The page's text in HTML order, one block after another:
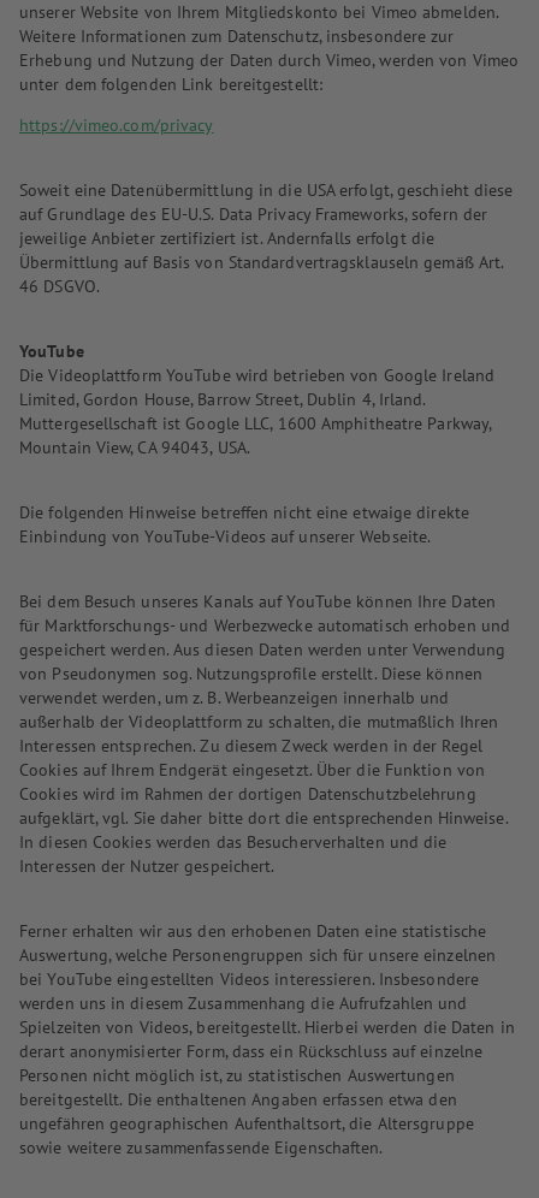
unserer Website von Ihrem Mitgliedskonto bei Vimeo abmelden.
Weitere Informationen zum Datenschutz, insbesondere zur
Erhebung und Nutzung der Daten durch Vimeo, werden von Vimeo
unter dem folgenden Link bereitgestellt:
https://vimeo.com/privacy
Soweit eine Datenübermittlung in die USA erfolgt, geschieht diese
auf Grundlage des EU-U.S. Data Privacy Frameworks, sofern der
jeweilige Anbieter zertifiziert ist. Andernfalls erfolgt die
Übermittlung auf Basis von Standardvertragsklauseln gemäß Art.
46 DSGVO.
YouTube
Die Videoplattform YouTube wird betrieben von Google Ireland
Limited, Gordon House, Barrow Street, Dublin 4, Irland.
Muttergesellschaft ist Google LLC, 1600 Amphitheatre Parkway,
Mountain View, CA 94043, USA.
Die folgenden Hinweise betreffen nicht eine etwaige direkte
Einbindung von YouTube-Videos auf unserer Webseite.
Bei dem Besuch unseres Kanals auf YouTube können Ihre Daten
für Marktforschungs- und Werbezwecke automatisch erhoben und
gespeichert werden. Aus diesen Daten werden unter Verwendung
von Pseudonymen sog. Nutzungsprofile erstellt. Diese können
verwendet werden, um z. B. Werbeanzeigen innerhalb und
außerhalb der Videoplattform zu schalten, die mutmaßlich Ihren
Interessen entsprechen. Zu diesem Zweck werden in der Regel
Cookies auf Ihrem Endgerät eingesetzt. Über die Funktion von
Cookies wird im Rahmen der dortigen Datenschutzbelehrung
aufgeklärt, vgl. Sie daher bitte dort die entsprechenden Hinweise.
In diesen Cookies werden das Besucherverhalten und die
Interessen der Nutzer gespeichert.
Ferner erhalten wir aus den erhobenen Daten eine statistische
Auswertung, welche Personengruppen sich für unsere einzelnen
bei YouTube eingestellten Videos interessieren. Insbesondere
werden uns in diesem Zusammenhang die Aufrufzahlen und
Spielzeiten von Videos, bereitgestellt. Hierbei werden die Daten in
derart anonymisierter Form, dass ein Rückschluss auf einzelne
Personen nicht möglich ist, zu statistischen Auswertungen
bereitgestellt. Die enthaltenen Angaben erfassen etwa den
ungefähren geographischen Aufenthaltsort, die Altersgruppe
sowie weitere zusammenfassende Eigenschaften.